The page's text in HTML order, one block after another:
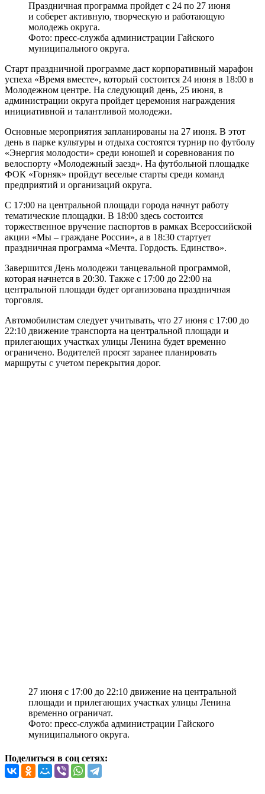
Праздничная программа пройдет с 24 по 27 июня
и соберет активную, творческую и работающую
молодежь округа.
Фото: пресс-служба администрации Гайского
муниципального округа.
Старт праздничной программе даст корпоративный марафон
успеха «Время вместе», который состоится 24 июня в 18:00 в
Молодежном центре. На следующий день, 25 июня, в
администрации округа пройдет церемония награждения
инициативной и талантливой молодежи.
Основные мероприятия запланированы на 27 июня. В этот
день в парке культуры и отдыха состоятся турнир по футболу
«Энергия молодости» среди юношей и соревнования по
велоспорту «Молодежный заезд». На футбольной площадке
ФОК «Горняк» пройдут веселые старты среди команд
предприятий и организаций округа.
С 17:00 на центральной площади города начнут работу
тематические площадки. В 18:00 здесь состоится
торжественное вручение паспортов в рамках Всероссийской
акции «Мы – граждане России», а в 18:30 стартует
праздничная программа «Мечта. Гордость. Единство».
Завершится День молодежи танцевальной программой,
которая начнется в 20:30. Также с 17:00 до 22:00 на
центральной площади будет организована праздничная
торговля.
Автомобилистам следует учитывать, что 27 июня с 17:00 до
22:10 движение транспорта на центральной площади и
прилегающих участках улицы Ленина будет временно
ограничено. Водителей просят заранее планировать
маршруты с учетом перекрытия дорог.
27 июня с 17:00 до 22:10 движение на центральной
площади и прилегающих участках улицы Ленина
временно ограничат.
Фото: пресс-служба администрации Гайского
муниципального округа.
Поделиться в соц сетях: